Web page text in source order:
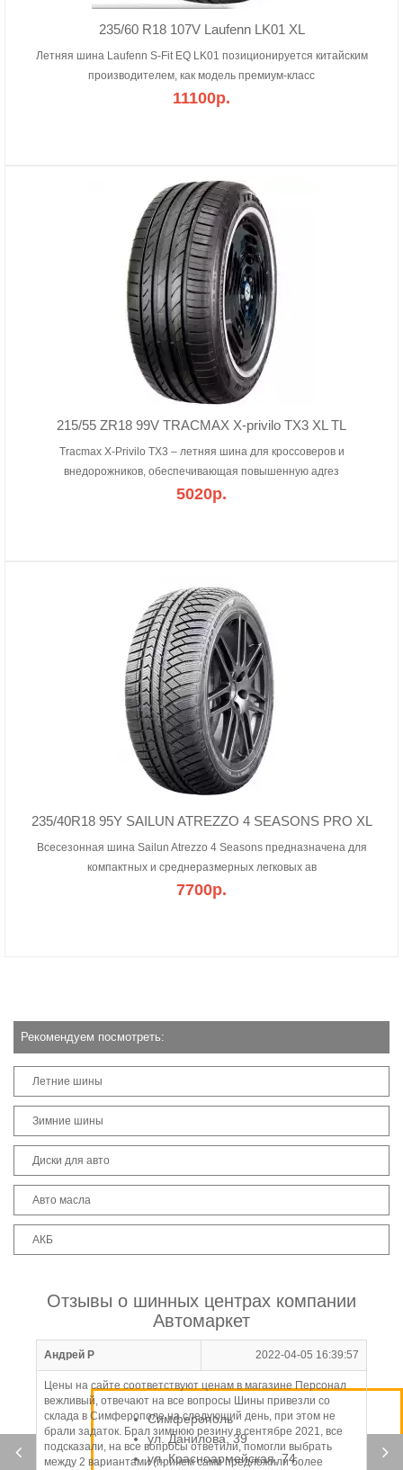
235/60 R18 107V Laufenn LK01 XL
Летняя шина Laufenn S-Fit EQ LK01 позиционируется китайским
производителем, как модель премиум-класс
11100р.
215/55 ZR18 99V TRACMAX X-privilo TX3 XL TL
Tracmax X-Privilo TX3 – летняя шина для кроссоверов и
внедорожников, обеспечивающая повышенную адгез
5020р.
235/40R18 95Y SAILUN ATREZZO 4 SEASONS PRO XL
Всесезонная шина Sailun Atrezzo 4 Seasons предназначена для
компактных и среднеразмерных легковых ав
7700р.
Рекомендуем посмотреть:
Летние шины
Зимние шины
Диски для авто
Авто масла
АКБ
Отзывы о шинных центрах компании
Автомаркет
Андрей Р 2022-04-05 16:39:57
Цены на сайте соответствуют ценам в магазине Персонал
вежливый, отвечают на все вопросы Шины привезли со
склада в Симферополе на следующий день, при этом не
брали задаток. Брал зимнюю резину в сентябре 2021, все
подсказали, на все вопросы ответили, помогли выбрать
между 2 вариантами (причем сами предложили более
Симферополь
ул. Данилова, 39
ул. Красноармейская, 74